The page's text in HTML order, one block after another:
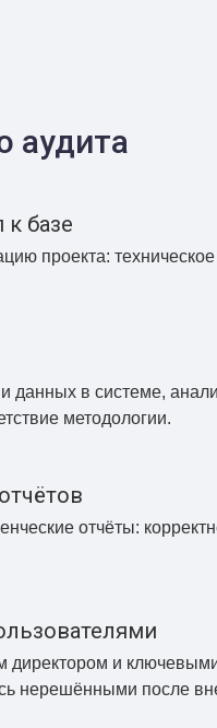
аудита
базе
проекта:
данных в системе,
методологии.
отчёты:
и ключевыми
нерешёнными после